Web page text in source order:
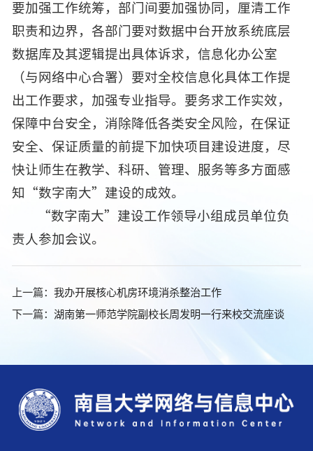
要加强工作统筹，部门间要加强协同，厘清工作
职责和边界，各部门要对数据中台开放系统底层
数据库及其逻辑提出具体诉求，信息化办公室
（与网络中心合署）要对全校信息化具体工作提
出工作要求，加强专业指导。要务求工作实效，
保障中台安全，消除降低各类安全风险，在保证
安全、保证质量的前提下加快项目建设进度，尽
快让师生在教学、科研、管理、服务等多方面感
知“数字南大”建设的成效。
“数字南大”建设工作领导小组成员单位负
责人参加会议。
上一篇： 我办开展核心机房环境消杀整治工作
下一篇： 湖南第一师范学院副校长周发明一行来校交流座谈